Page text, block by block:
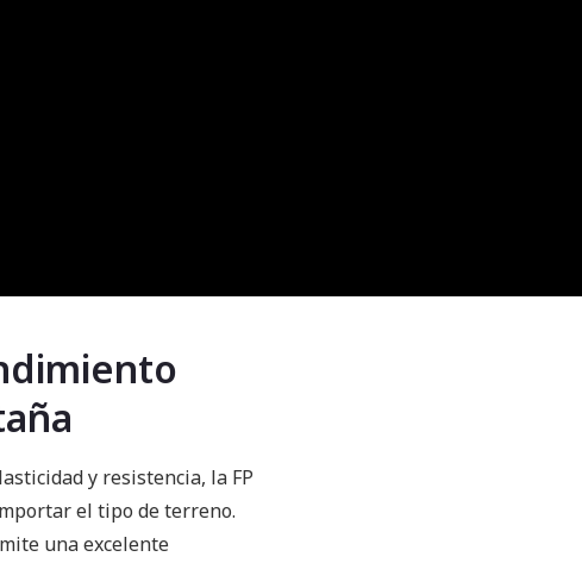
y resistencia, la FP
el tipo de terreno.
una excelente